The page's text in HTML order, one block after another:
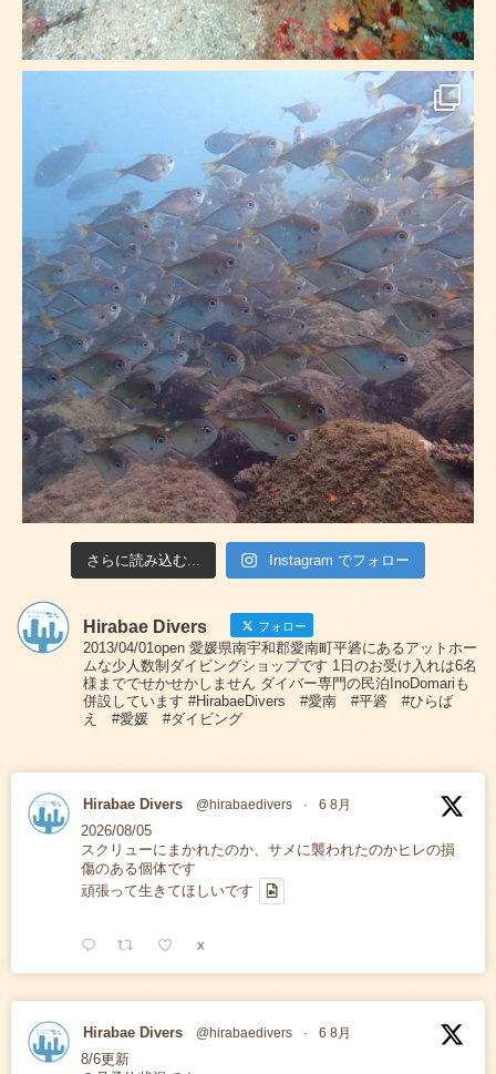
さらに読み込む... Instagram でフォロー
Hirabae Divers フォロー
2013/04/01open 愛媛県南宇和郡愛南町平碆にあるアットホー
ムな少人数制ダイビングショップです 1日のお受け入れは6名
様まででせかせかしません ダイバー専門の民泊InoDomariも
併設しています #HirabaeDivers #愛南 #平碆 #ひらば
え #愛媛 #ダイビング
Hirabae Divers @hirabaedivers · 6 8月
2026/08/05
スクリューにまかれたのか、サメに襲われたのかヒレの損
傷のある個体です
頑張って生きてほしいです
X
Hirabae Divers @hirabaedivers · 6 8月
8/6更新